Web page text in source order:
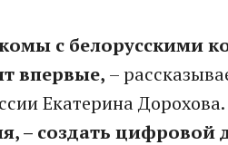
с белорусскими
впервые, –
Екатерина Дорохова.
– создать цифровой